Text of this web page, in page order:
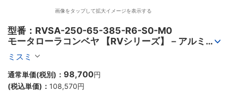
画像をタップして拡大イメージを表示する
型番：RVSA-250-65-385-R6-S0-M0
モータローラコンベヤ 【RVシリーズ】－アルミフ
レーム筐体/AC電源タイプ－
ミスミ
通常単価(税別)： 98,700円
(税込単価)： 108,570円